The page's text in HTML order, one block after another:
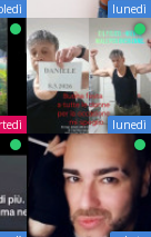
lunedì
lunedì